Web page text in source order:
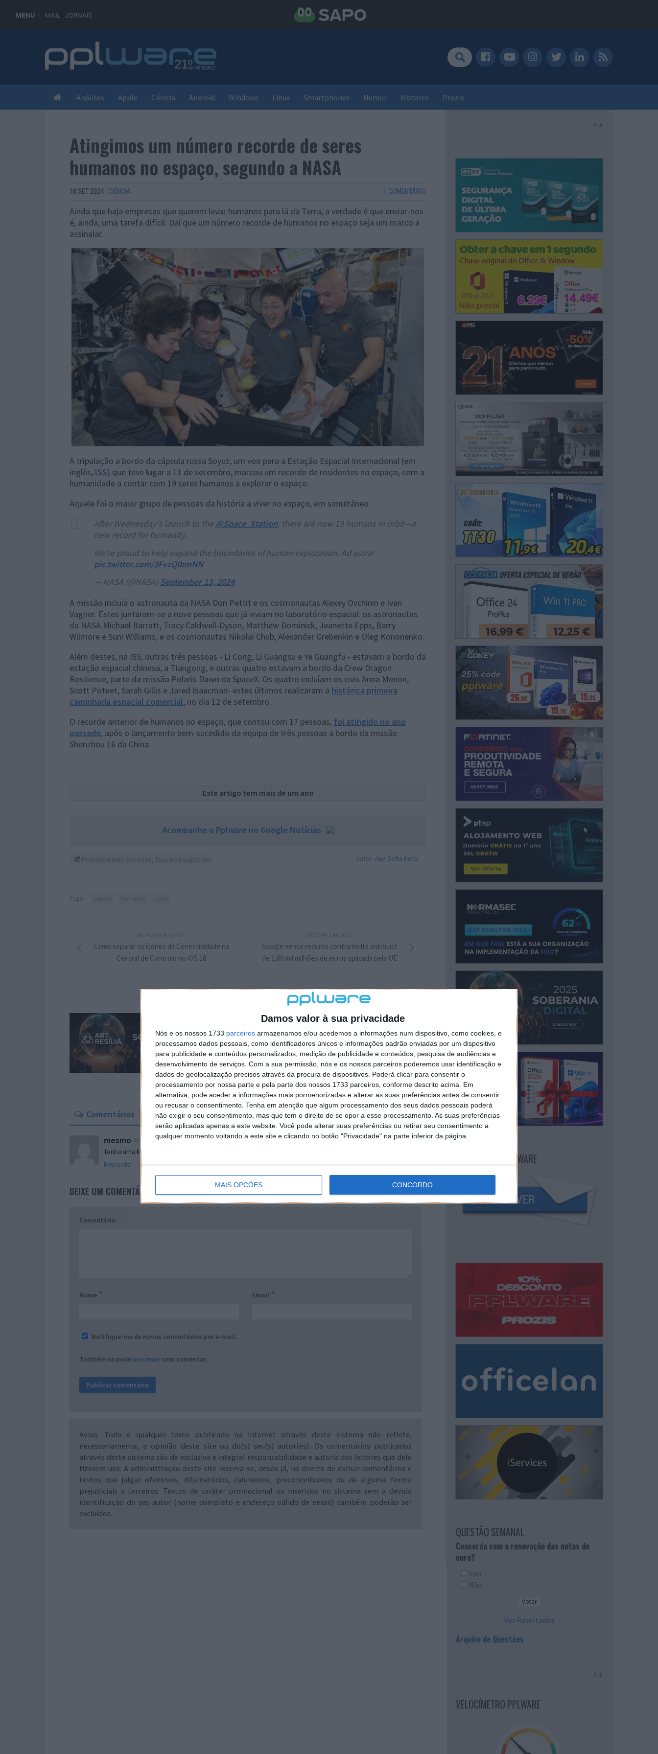
Damos valor à sua privacidade
Nós e os nossos 1733 parceiros armazenamos e/ou acedemos a informações num dispositivo, como cookies, e
processamos dados pessoais, como identificadores únicos e informações padrão enviadas por um dispositivo
para publicidade e conteúdos personalizados, medição de publicidade e conteúdos, pesquisa de audiências e
desenvolvimento de serviços. Com a sua permissão, nós e os nossos parceiros poderemos usar identificação e
dados de geolocalização precisos através da procura de dispositivos. Poderá clicar para consentir o
processamento por nossa parte e pela parte dos nossos 1733 parceiros, conforme descrito acima. Em
alternativa, pode aceder a informações mais pormenorizadas e alterar as suas preferências antes de consentir
ou recusar o consentimento. Tenha em atenção que algum processamento dos seus dados pessoais poderá
não exigir o seu consentimento, mas que tem o direito de se opor a esse processamento. As suas preferências
serão aplicadas apenas a este website. Você pode alterar suas preferências ou retirar seu consentimento a
qualquer momento voltando a este site e clicando no botão "Privacidade" na parte inferior da página.
MAIS OPÇÕES CONCORDO
MENU MAIL JORNAIS
Análises Apple Ciência Android Windows Linux Smartphones Humor Motores Prozis
Atingimos um número recorde de seres
humanos no espaço, segundo a NASA
18 SET 2024 · CIÊNCIA 1 COMENTÁRIO
Ainda que haja empresas que querem levar humanos para lá da Terra, a verdade é que enviar-nos
é, ainda, uma tarefa difícil. Daí que um número recorde de humanos no espaço seja um marco a
assinalar.
A tripulação a bordo da cápsula russa Soyuz, um voo para a Estação Espacial Internacional (em
inglês, ISS) que teve lugar a 11 de setembro, marcou um recorde de residentes no espaço, com a
humanidade a contar com 19 seres humanos a explorar o espaço.
Aquele foi o maior grupo de pessoas da história a viver no espaço, em simultâneo.
After Wednesday's launch to the @Space_Station, there are now 19 humans in orbit—a
new record for humanity.
We're proud to help expand the boundaries of human exploration. Ad astra!
pic.twitter.com/3FvzQlbmNN
— NASA (@NASA) September 13, 2024
A missão incluía o astronauta da NASA Don Pettit e os cosmonautas Alexey Ovchinin e Ivan
Vagner. Estes juntaram-se a nove pessoas que já viviam no laboratório espacial: os astronautas
da NASA Michael Barratt, Tracy Caldwell-Dyson, Matthew Dominick, Jeanette Epps, Barry
Wilmore e Suni Williams, e os cosmonautas Nikolai Chub, Alexander Grebenkin e Oleg Kononenko.
Além destes, na ISS, outras três pessoas - Li Cong, Li Guangsu e Ye Guangfu - estavam a bordo da
estação espacial chinesa, a Tiangong, e outras quatro estavam a bordo da Crew Dragon
Resilience, parte da missão Polaris Dawn da SpaceX. Os quatro incluíam os civis Anna Menon,
Scott Poteet, Sarah Gillis e Jared Isaacman- estes últimos realizaram a histórica primeira
caminhada espacial comercial, no dia 12 de setembro.
O recorde anterior de humanos no espaço, que contou com 17 pessoas, foi atingido no ano
passado, após o lançamento bem-sucedido da equipa de três pessoas a bordo da missão
Shenzhou 16 da China.
Este artigo tem mais de um ano
Acompanhe o Pplware no Google Notícias
Autor: Ana Sofia Neto
Tags:
Google vence recurso contra multa antitrust
de 1,66 mil milhões de euros aplicada pela UE
Como separar os ícones da Conectividade na
Central de Controlo no iOS 18
Comentários
mesmo 20 de Setembro de 2024 às 15:43
Tenho uma lista para enviar sem retorno e sem cabine com suporte de vida…
Responder
DEIXE UM COMENTÁRIO
Comentário
Nome * Email *
Notifique-me de novos comentários por e-mail.
Também se pode inscrever sem comentar.
Aviso: Todo e qualquer texto publicado na internet através deste sistema não reflete,
necessariamente, a opinião deste site ou do(s) seu(s) autor(es). Os comentários publicados
através deste sistema são de exclusiva e integral responsabilidade e autoria dos leitores que dele
fizerem uso. A administração deste site reserva-se, desde já, no direito de excluir comentários e
textos que julgar ofensivos, difamatórios, caluniosos, preconceituosos ou de alguma forma
prejudiciais a terceiros. Textos de caráter promocional ou inseridos no sistema sem a devida
identificação do seu autor (nome completo e endereço válido de email) também poderão ser
excluídos.
PUB
NEWSLETTER PPLWARE
QUESTÃO SEMANAL
Concorda com a renovação das notas de
euro?
Sim
Não
Ver Resultados
Arquivo de Questões
PUB
VELOCÍMETRO PPLWARE